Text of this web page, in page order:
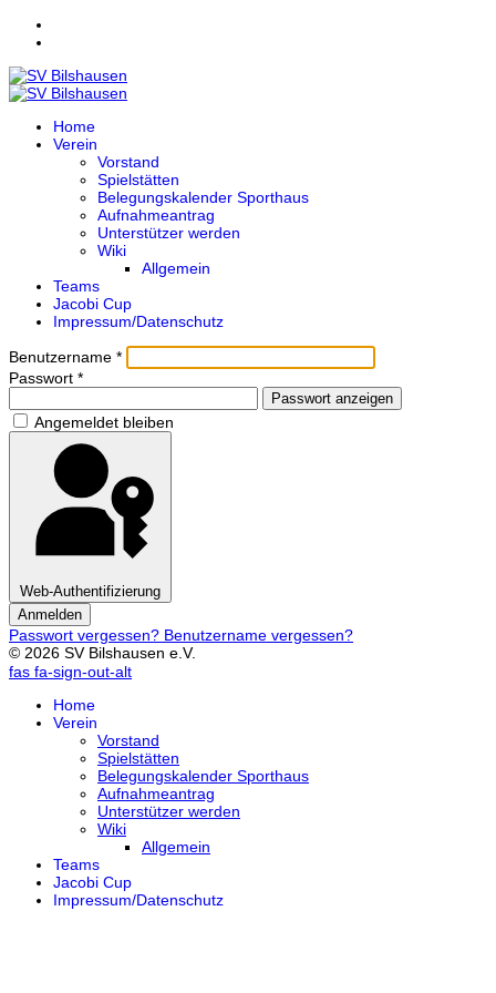
Home
Verein
Vorstand
Spielstätten
Belegungskalender Sporthaus
Aufnahmeantrag
Unterstützer werden
Wiki
Allgemein
Teams
Jacobi Cup
Impressum/Datenschutz
Benutzername *
Passwort *
Passwort anzeigen
Angemeldet bleiben
Web-Authentifizierung
Anmelden
Passwort vergessen? Benutzername vergessen?
© 2026 SV Bilshausen e.V.
fas fa-sign-out-alt
Home
Verein
Vorstand
Spielstätten
Belegungskalender Sporthaus
Aufnahmeantrag
Unterstützer werden
Wiki
Allgemein
Teams
Jacobi Cup
Impressum/Datenschutz